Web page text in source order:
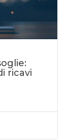
ricavi